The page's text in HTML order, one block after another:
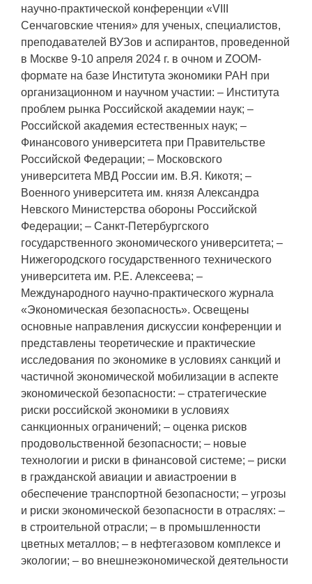
научно-практической конференции «VIII
Сенчаговские чтения» для ученых, специалистов,
преподавателей ВУЗов и аспирантов, проведенной
в Москве 9-10 апреля 2024 г. в очном и ZOOM-
формате на базе Института экономики РАН при
организационном и научном участии: – Института
проблем рынка Российской академии наук; –
Российской академия естественных наук; –
Финансового университета при Правительстве
Российской Федерации; – Московского
университета МВД России им. В.Я. Кикотя; –
Военного университета им. князя Александра
Невского Министерства обороны Российской
Федерации; – Санкт-Петербургского
государственного экономического университета; –
Нижегородского государственного технического
университета им. Р.Е. Алексеева; –
Международного научно-практического журнала
«Экономическая безопасность». Освещены
основные направления дискуссии конференции и
представлены теоретические и практические
исследования по экономике в условиях санкций и
частичной экономической мобилизации в аспекте
экономической безопасности: – стратегические
риски российской экономики в условиях
санкционных ограничений; – оценка рисков
продовольственной безопасности; – новые
технологии и риски в финансовой системе; – риски
в гражданской авиации и авиастроении в
обеспечение транспортной безопасности; – угрозы
и риски экономической безопасности в отраслях: –
в строительной отрасли; – в промышленности
цветных металлов; – в нефтегазовом комплексе и
экологии; – во внешнеэкономической деятельности